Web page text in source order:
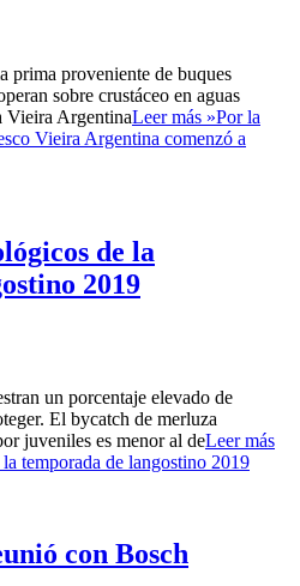
prima proveniente de buques
sobre crustáceo en aguas
Vieira ArgentinaLeer más »Por la
Vieira Argentina comenzó a
de la
2019
un porcentaje elevado de
El bycatch de merluza
juveniles es menor al deLeer más
temporada de langostino 2019
con Bosch